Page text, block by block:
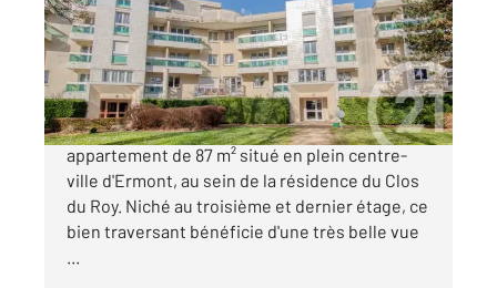
Appartement F5 à vendre
329 000 €
CENTURY 21 Auréa vous propose cet
appartement de 87 m² situé en plein centre-
ville d'Ermont, au sein de la résidence du Clos
du Roy. Niché au troisième et dernier étage, ce
bien traversant bénéficie d'une très belle vue
...